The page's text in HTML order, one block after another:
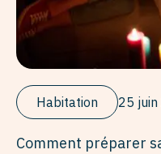
Habitation 25
Comment préparer